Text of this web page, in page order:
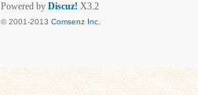
Powered by Discuz! X3.2
© 2001-2013 Comsenz Inc.